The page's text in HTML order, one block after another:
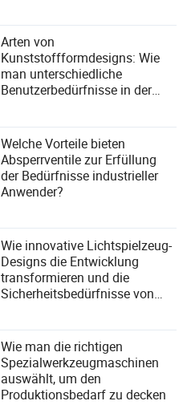
Arten von
Kunststoffformdesigns: Wie
man unterschiedliche
Benutzerbedürfnisse in der
Welche Vorteile bieten
Absperrventile zur Erfüllung
der Bedürfnisse industrieller
Anwender?
Wie innovative Lichtspielzeug-
Designs die Entwicklung
transformieren und die
Sicherheitsbedürfnisse von
Wie man die richtigen
Spezialwerkzeugmaschinen
auswählt, um den
Produktionsbedarf zu decken